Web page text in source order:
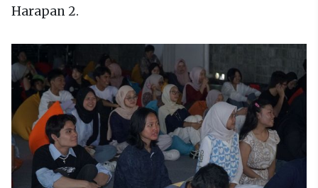
Harapan 2.